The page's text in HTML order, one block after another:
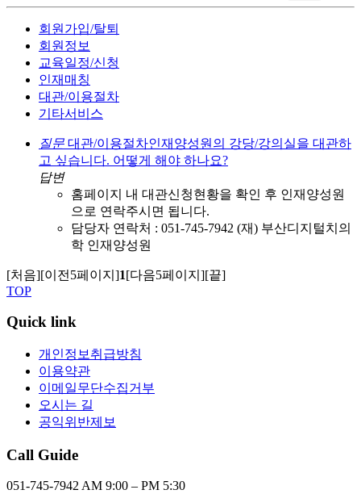
회원가입/탈퇴
회원정보
교육일정/신청
인재매칭
대관/이용절차
기타서비스
질문 대관/이용절차인재양성원의 강당/강의실을 대관하
고 싶습니다. 어떻게 해야 하나요?
답변
홈페이지 내 대관신청현황을 확인 후 인재양성원
으로 연락주시면 됩니다.
담당자 연락처 : 051-745-7942 (재) 부산디지털치의
학 인재양성원
[처음][이전5페이지]1[다음5페이지][끝]
TOP
Quick link
개인정보취급방침
이용약관
이메일무단수집거부
오시는 길
공익위반제보
Call Guide
051-745-7942AM 9:00 – PM 5:30